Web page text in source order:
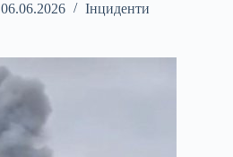
06.06.2026 Інциденти